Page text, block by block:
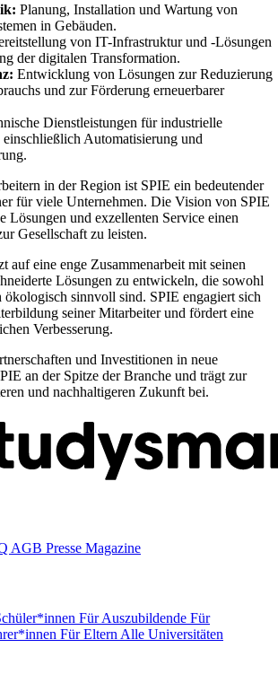
Planung, Installation und Wartung von
in Gebäuden.
von IT-Infrastruktur und -Lösungen
der digitalen Transformation.
Entwicklung von Lösungen zur Reduzierung
und zur Förderung erneuerbarer
Dienstleistungen für industrielle
Automatisierung und
in der Region ist SPIE ein bedeutender
für viele Unternehmen. Die Vision von SPIE
Lösungen und exzellenten Service einen
Gesellschaft zu leisten.
auf eine enge Zusammenarbeit mit seinen
Lösungen zu entwickeln, die sowohl
sinnvoll sind. SPIE engagiert sich
seiner Mitarbeiter und fördert eine
Verbesserung.
und Investitionen in neue
an der Spitze der Branche und trägt zur
und nachhaltigeren Zukunft bei.
AGB Presse Magazine
Für Auszubildende Für
Für Eltern Alle Universitäten